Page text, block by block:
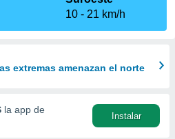
10
21 km/h
extremas amenazan el norte
la app de
Instalar